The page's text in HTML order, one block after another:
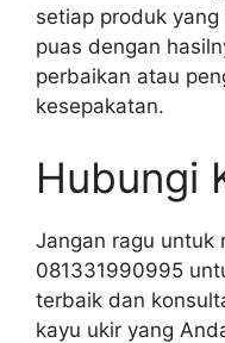
setiap produk
puas dengan
perbaikan atau
kesepakatan.
Hubungi
Jangan ragu untuk
081331990995
terbaik dan
kayu ukir yang